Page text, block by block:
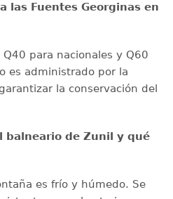
las Fuentes Georginas en
para nacionales y Q60
es administrado por la
la conservación del
balneario de Zunil y qué
es frío y húmedo. Se